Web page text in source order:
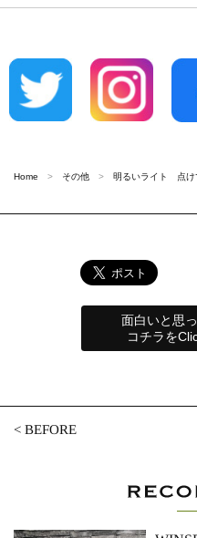
Home その他 明るいライト 点け
面白いと思
コチラを
<BEFORE